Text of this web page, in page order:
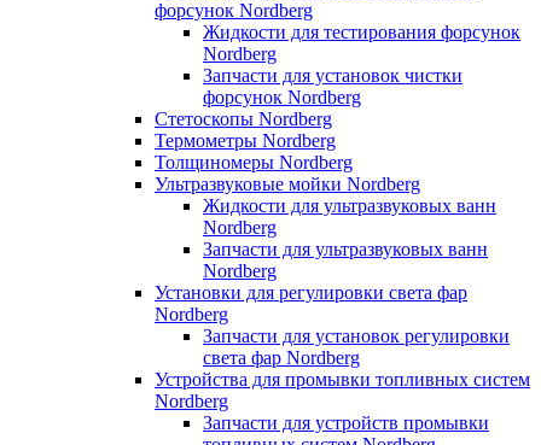
форсунок Nordberg
Жидкости для тестирования форсунок
Nordberg
Запчасти для установок чистки
форсунок Nordberg
Стетоскопы Nordberg
Термометры Nordberg
Толщиномеры Nordberg
Ультразвуковые мойки Nordberg
Жидкости для ультразвуковых ванн
Nordberg
Запчасти для ультразвуковых ванн
Nordberg
Установки для регулировки света фар
Nordberg
Запчасти для установок регулировки
света фар Nordberg
Устройства для промывки топливных систем
Nordberg
Запчасти для устройств промывки